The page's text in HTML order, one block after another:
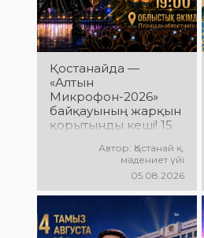
Қостанайда —
«Алтын
Микрофон-2026»
байқауының жарқын
қорытынды кеші! 15
Халықаралық
вокалистер байқауы
жеңімпаздарын
марапаттау рәсімі
мен гала-концерт
өтеді! Сіздерді үздік
Автор: Қостанай қ.
мәдениет үйі
05.08.2026